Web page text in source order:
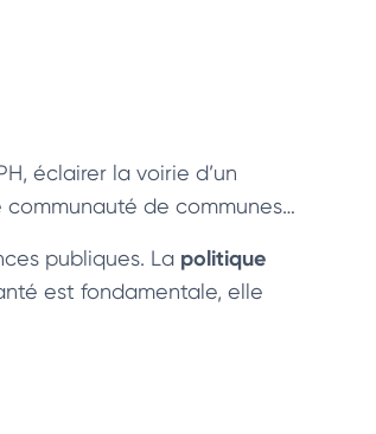
éclairer la voirie d’un
de communes…
publiques. La politique
est fondamentale, elle